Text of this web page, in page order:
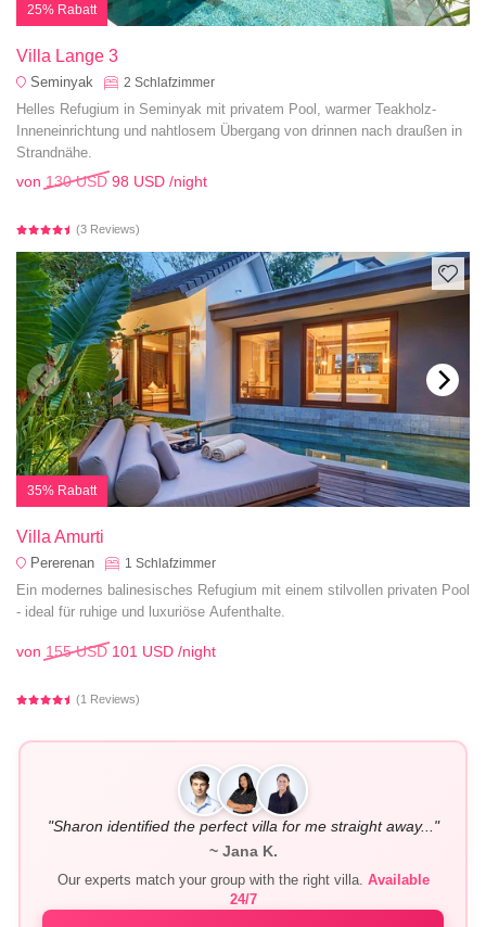
25% Rabatt
Villa Lange 3
Seminyak 2 Schlafzimmer
Helles Refugium in Seminyak mit privatem Pool, warmer Teakholz-
Inneneinrichtung und nahtlosem Übergang von drinnen nach draußen in
Strandnähe.
von 130 USD 98 USD /night
(3 Reviews)
35% Rabatt
Villa Amurti
Pererenan 1 Schlafzimmer
Ein modernes balinesisches Refugium mit einem stilvollen privaten Pool
- ideal für ruhige und luxuriöse Aufenthalte.
von 155 USD 101 USD /night
(1 Reviews)
"Sharon identified the perfect villa for me straight away..."
~ Jana K.
Our experts match your group with the right villa. Available
24/7